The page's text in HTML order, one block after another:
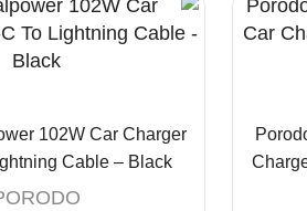
102W Car Charger
Cable – Black